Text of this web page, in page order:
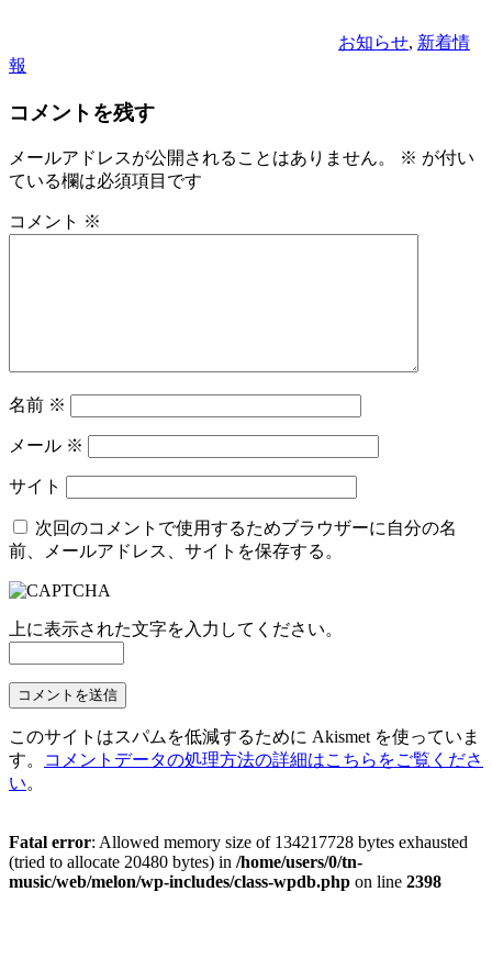
お知らせ, 新着情
報
コメントを残す
メールアドレスが公開されることはありません。 ※ が付い
ている欄は必須項目です
コメント ※
名前 ※
メール ※
サイト
次回のコメントで使用するためブラウザーに自分の名
前、メールアドレス、サイトを保存する。
上に表示された文字を入力してください。
このサイトはスパムを低減するために Akismet を使っていま
す。
コメントデータの処理方法の詳細はこちらをご覧くださ
い。
Fatal error: Allowed memory size of 134217728 bytes exhausted
(tried to allocate 20480 bytes) in /home/users/0/tn-
music/web/melon/wp-includes/class-wpdb.php on line 2398